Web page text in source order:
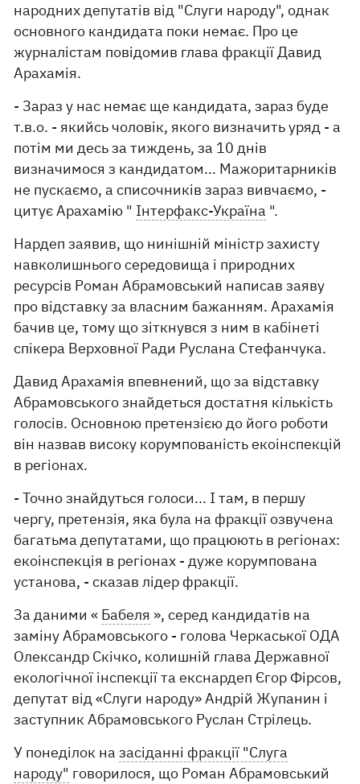
народних депутатів від "Слуги народу", однак
основного кандидата поки немає. Про це
журналістам повідомив глава фракції Давид
Арахамія.
- Зараз у нас немає ще кандидата, зараз буде
т.в.о. - якийсь чоловік, якого визначить уряд - а
потім ми десь за тиждень, за 10 днів
визначимося з кандидатом... Мажоритарників
не пускаємо, а списочників зараз вивчаємо, -
цитує Арахамію " Інтерфакс-Україна ".
Нардеп заявив, що нинішній міністр захисту
навколишнього середовища і природних
ресурсів Роман Абрамовський написав заяву
про відставку за власним бажанням. Арахамія
бачив це, тому що зіткнувся з ним в кабінеті
спікера Верховної Ради Руслана Стефанчука.
Давид Арахамія впевнений, що за відставку
Абрамовського знайдеться достатня кількість
голосів. Основною претензією до його роботи
він назвав високу корумпованість екоінспекцій
в регіонах.
- Точно знайдуться голоси... І там, в першу
чергу, претензія, яка була на фракції озвучена
багатьма депутатами, що працюють в регіонах:
екоінспекція в регіонах - дуже корумпована
установа, - сказав лідер фракції.
За даними « Бабеля », серед кандидатів на
заміну Абрамовського - голова Черкаської ОДА
Олександр Скічко, колишній глава Державної
екологічної інспекції та екснардеп Єгор Фірсов,
депутат від «Слуги народу» Андрій Жупанин і
заступник Абрамовського Руслан Стрілець.
У понеділок назасіданні фракції "Слуга
народу" говорилося, що Роман Абрамовський